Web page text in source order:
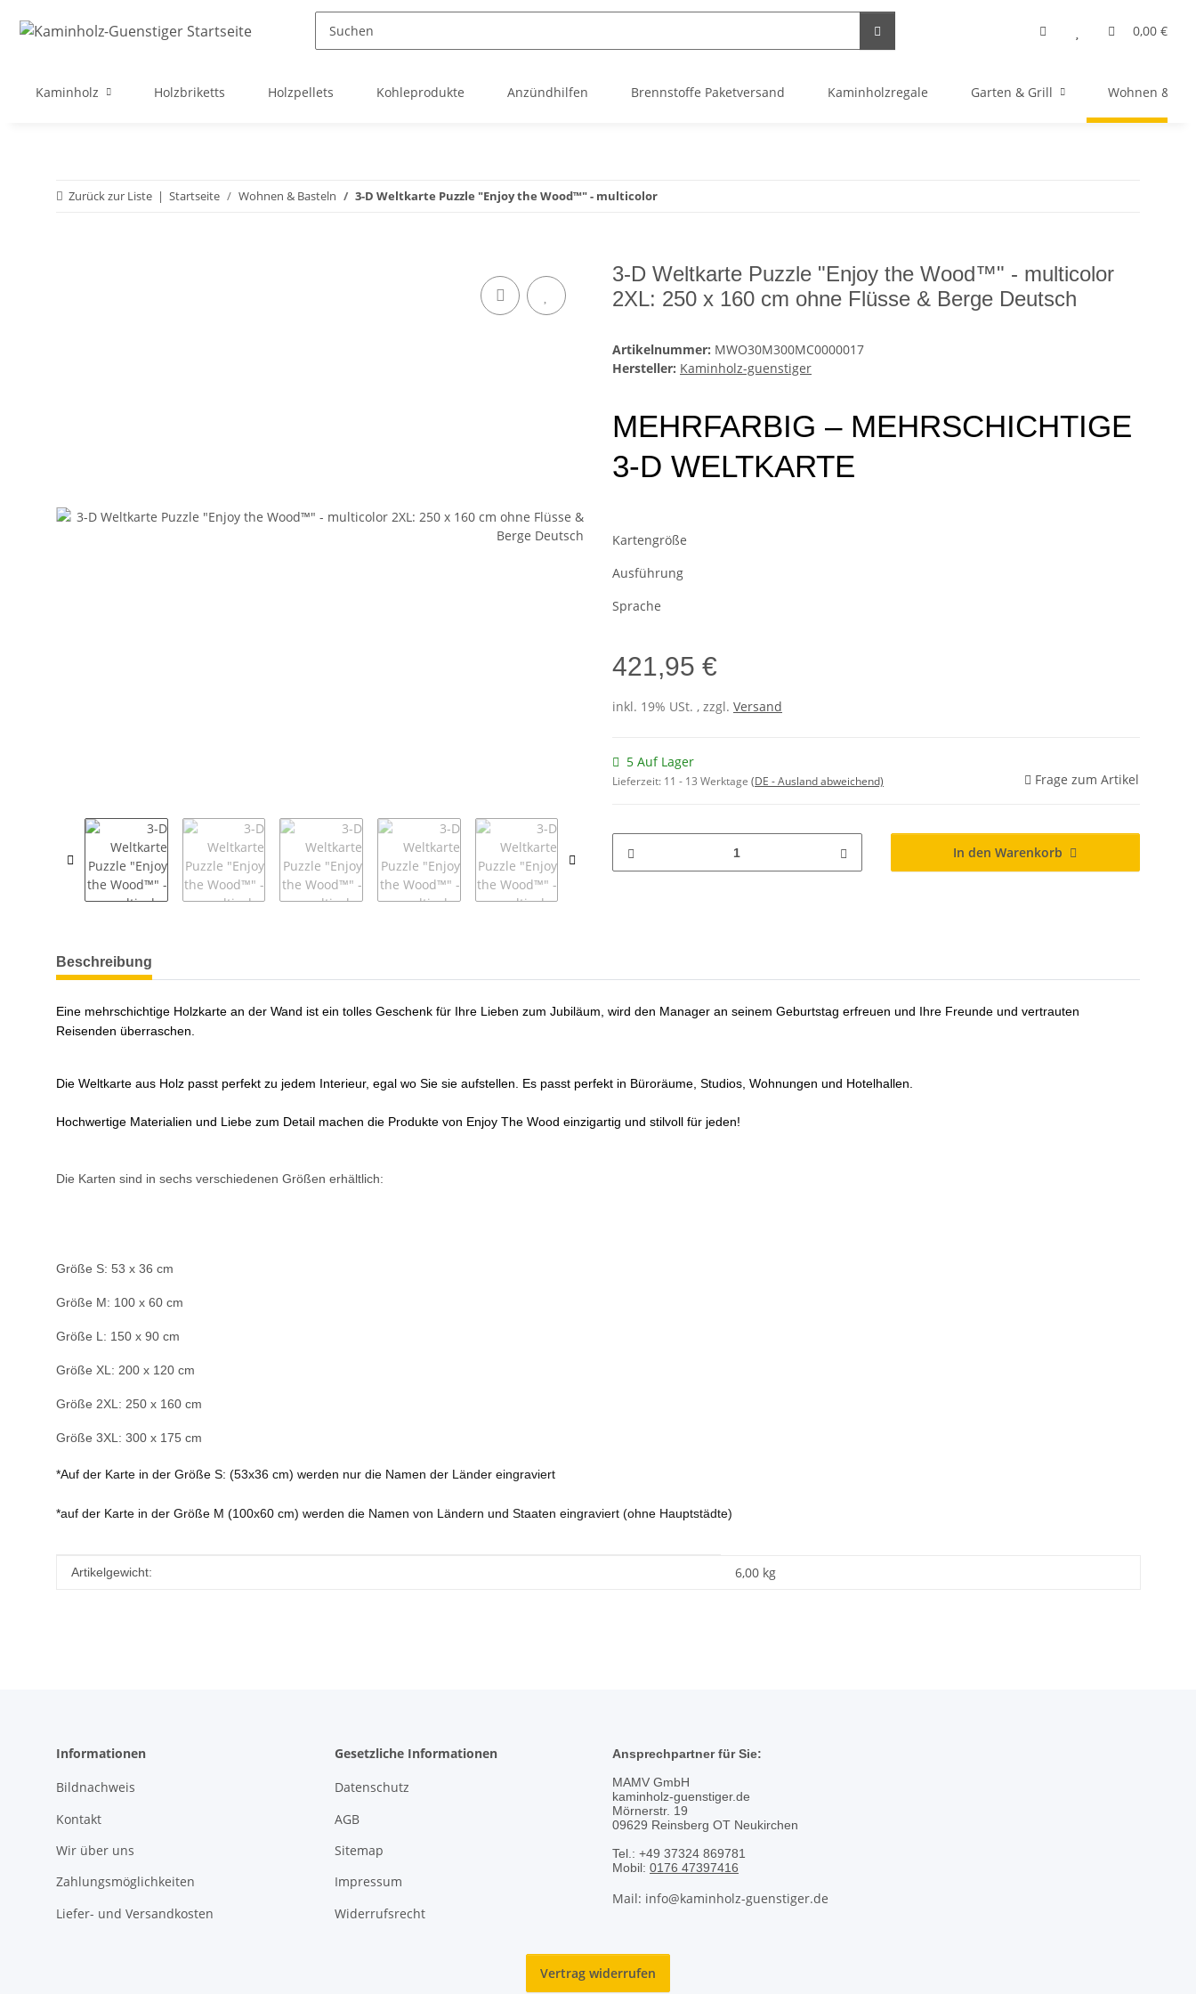
0,00 €
Kaminholz Holzbriketts Holzpellets Kohleprodukte Anzündhilfen Brennstoffe Paketversand Kaminholzregale Garten & Grill Wohnen &
Zurück zur Liste Startseite Wohnen & Basteln 3-D Weltkarte Puzzle "Enjoy the Wood™" - multicolor
3-D Weltkarte Puzzle "Enjoy the Wood™" - multicolor
2XL: 250 x 160 cm ohne Flüsse & Berge Deutsch
Artikelnummer: MWO30M300MC0000017
Hersteller: Kaminholz-guenstiger
MEHRFARBIG – MEHRSCHICHTIGE
3-D WELTKARTE
Kartengröße
Ausführung
Sprache
421,95 €
inkl. 19% USt. , zzgl. Versand
5 Auf Lager
Lieferzeit: 11 - 13 Werktage (DE - Ausland abweichend) Frage zum Artikel
In den Warenkorb
weitere Registerkarten anzeigen
Beschreibung
Eine mehrschichtige Holzkarte an der Wand ist ein tolles Geschenk für Ihre Lieben zum Jubiläum, wird den Manager an seinem Geburtstag erfreuen und Ihre Freunde und vertrauten
Reisenden überraschen.
Die Weltkarte aus Holz passt perfekt zu jedem Interieur, egal wo Sie sie aufstellen. Es passt perfekt in Büroräume, Studios, Wohnungen und Hotelhallen.
Hochwertige Materialien und Liebe zum Detail machen die Produkte von Enjoy The Wood einzigartig und stilvoll für jeden!
Die Karten sind in sechs verschiedenen Größen erhältlich:
Größe S: 53 x 36 cm
Größe M: 100 x 60 cm
Größe L: 150 x 90 cm
Größe XL: 200 x 120 cm
Größe 2XL: 250 x 160 cm
Größe 3XL: 300 x 175 cm
*Auf der Karte in der Größe S: (53x36 cm) werden nur die Namen der Länder eingraviert
*auf der Karte in der Größe M (100x60 cm) werden die Namen von Ländern und Staaten eingraviert (ohne Hauptstädte)
Produkteigenschaft
Wert
Artikelgewicht: 6,00 kg
Informationen
Bildnachweis
Kontakt
Wir über uns
Zahlungsmöglichkeiten
Liefer- und Versandkosten
Gesetzliche Informationen
Datenschutz
AGB
Sitemap
Impressum
Widerrufsrecht
Ansprechpartner für Sie:
MAMV GmbH
kaminholz-guenstiger.de
Mörnerstr. 19
09629 Reinsberg OT Neukirchen
Tel.: +49 37324 869781
Mobil: 0176 47397416
Mail: info@kaminholz-guenstiger.de
Vertrag widerrufen